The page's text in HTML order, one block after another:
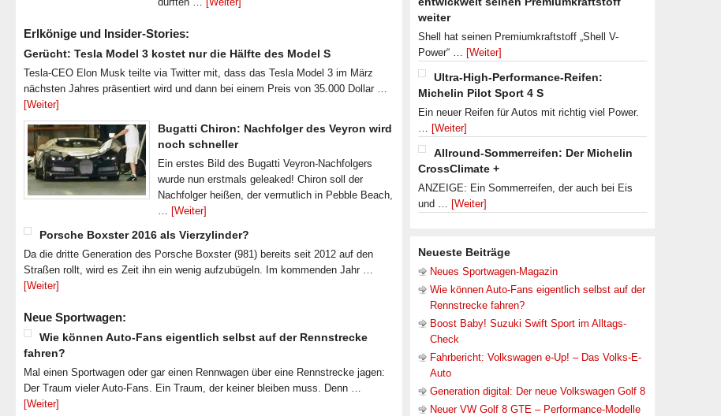
Erlkönige und Insider-Stories:
Gerücht: Tesla Model 3 kostet nur die Hälfte des Model S
Tesla-CEO Elon Musk teilte via Twitter mit, dass das Tesla Model 3 im März
nächsten Jahres präsentiert wird und dann bei einem Preis von 35.000 Dollar …
[Weiter]
Bugatti Chiron: Nachfolger des Veyron wird
noch schneller
Ein erstes Bild des Bugatti Veyron-Nachfolgers
wurde nun erstmals geleaked! Chiron soll der
Nachfolger heißen, der vermutlich in Pebble Beach,
… [Weiter]
Porsche Boxster 2016 als Vierzylinder?
Da die dritte Generation des Porsche Boxster (981) bereits seit 2012 auf den
Straßen rollt, wird es Zeit ihn ein wenig aufzubügeln. Im kommenden Jahr …
[Weiter]
Neue Sportwagen:
Wie können Auto-Fans eigentlich selbst auf der Rennstrecke
fahren?
Mal einen Sportwagen oder gar einen Rennwagen über eine Rennstrecke jagen:
Der Traum vieler Auto-Fans. Ein Traum, der keiner bleiben muss. Denn …
[Weiter]
weiter
Shell hat seinen Premiumkraftstoff „Shell V-
Power“ … [Weiter]
Ultra-High-Performance-Reifen:
Michelin Pilot Sport 4 S
Ein neuer Reifen für Autos mit richtig viel Power.
… [Weiter]
Allround-Sommerreifen: Der Michelin
CrossClimate +
ANZEIGE: Ein Sommerreifen, der auch bei Eis
und … [Weiter]
Neueste Beiträge
Neues Sportwagen-Magazin
Wie können Auto-Fans eigentlich selbst auf der
Rennstrecke fahren?
Boost Baby! Suzuki Swift Sport im Alltags-
Check
Fahrbericht: Volkswagen e-Up! – Das Volks-E-
Auto
Generation digital: Der neue Volkswagen Golf 8
Neuer VW Golf 8 GTE – Performance-Modelle